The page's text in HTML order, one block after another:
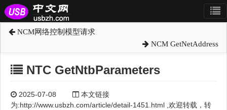
NCM网络控制模型请求
NCM GetNetAddress
NTC GetNtbParameters
2025-07-08
本文链接
为:http://www.usbzh.com/article/detail-1451.html ,欢迎转载，转